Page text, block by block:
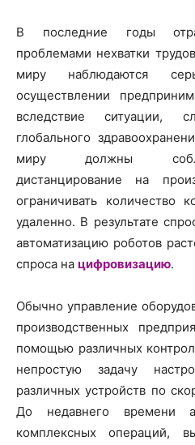
В последние годы
проблемами нехватки
миру наблюдаются
осуществлении
вследствие ситуации,
глобального
миру должны
дистанцирование на
ограничивать количество
удаленно. В результате
автоматизацию роботов
спроса на цифровизацию.
Обычно управление
производственных
помощью различных
непростую задачу
различных устройств по
До недавнего времени
комплексных операций,